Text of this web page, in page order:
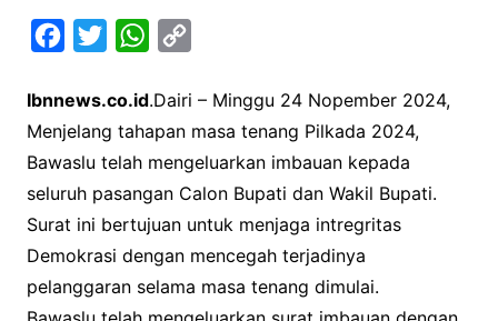
c
e
b
o
o
k
i
t
t
e
r
W
a
t
s
A
p
p
p
y
L
i
n
k
Ibnnews.co.id.Dairi – Minggu 24 Nopember 2024,
Menjelang tahapan masa tenang Pilkada 2024,
Bawaslu telah mengeluarkan imbauan kepada
seluruh pasangan Calon Bupati dan Wakil Bupati.
Surat ini bertujuan untuk menjaga intregritas
Demokrasi dengan mencegah terjadinya
pelanggaran selama masa tenang dimulai.